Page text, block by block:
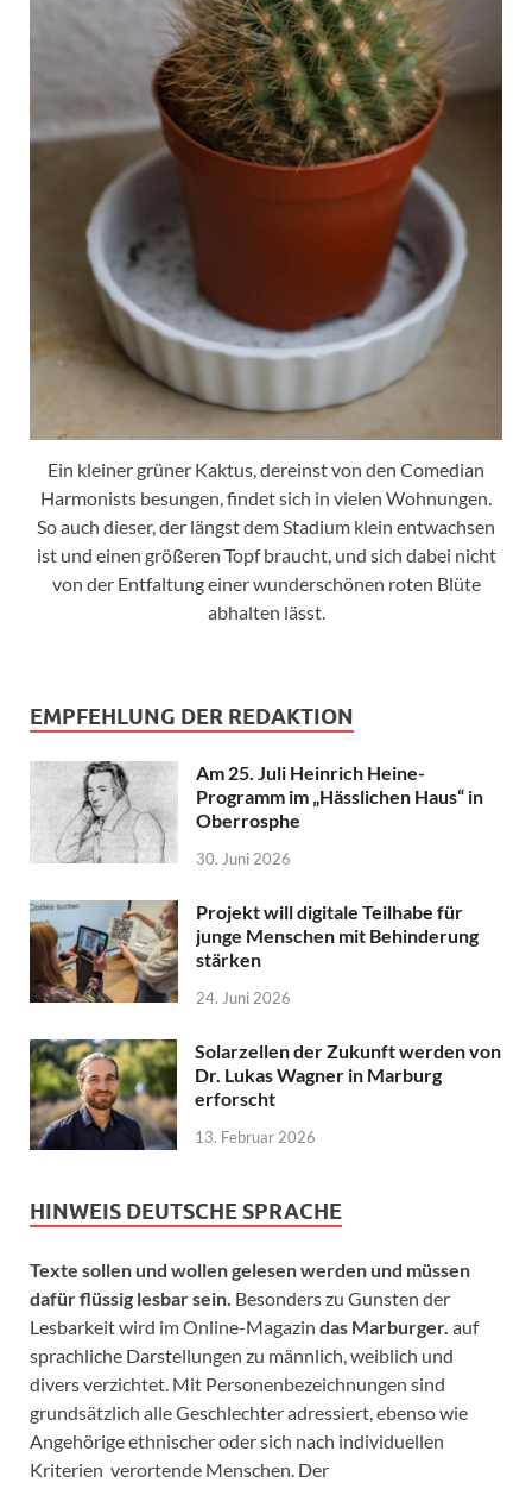
Ein kleiner grüner Kaktus, dereinst von den Comedian
Harmonists besungen, findet sich in vielen Wohnungen.
So auch dieser, der längst dem Stadium klein entwachsen
ist und einen größeren Topf braucht, und sich dabei nicht
von der Entfaltung einer wunderschönen roten Blüte
abhalten lässt.
EMPFEHLUNG DER REDAKTION
Am 25. Juli Heinrich Heine-
Programm im „Hässlichen Haus“ in
Oberrosphe
30. Juni 2026
Projekt will digitale Teilhabe für
junge Menschen mit Behinderung
stärken
24. Juni 2026
Solarzellen der Zukunft werden von
Dr. Lukas Wagner in Marburg
erforscht
13. Februar 2026
HINWEIS DEUTSCHE SPRACHE
Texte sollen und wollen gelesen werden und müssen
dafür flüssig lesbar sein. Besonders zu Gunsten der
Lesbarkeit wird im Online-Magazin das Marburger. auf
sprachliche Darstellungen zu männlich, weiblich und
divers verzichtet. Mit Personenbezeichnungen sind
grundsätzlich alle Geschlechter adressiert, ebenso wie
Angehörige ethnischer oder sich nach individuellen
Kriterien verortende Menschen. Der